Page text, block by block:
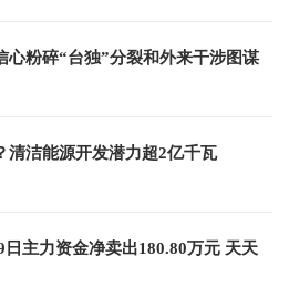
心粉碎“台独”分裂和外来干涉图谋
清洁能源开发潜力超2亿千瓦
主力资金净卖出180.80万元 天天